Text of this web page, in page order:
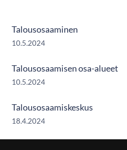
Talousosaaminen
10.5.2024
Talousosaamisen osa-alueet
10.5.2024
Talousosaamiskeskus
18.4.2024